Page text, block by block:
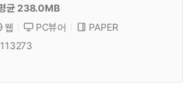
균 238.0MB
웹 PC뷰어
PAPER